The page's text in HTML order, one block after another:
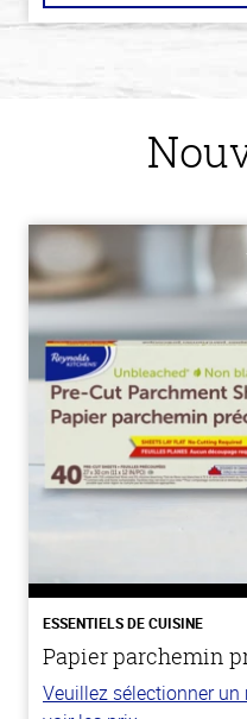
ESSENTIELS DE CUISINE
Papier parchemin
Veuillez sélectionner